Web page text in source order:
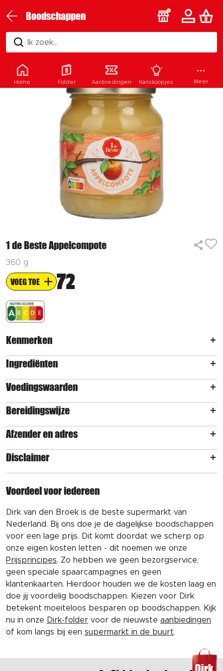
Boodschappen
Ik zoek...
1 de Beste Appelcompote
360 g
VOEG TOE 72
Kenmerken
Ingrediënten
Voedingswaarden
Bereidingswijze
Afzender en adres
Disclaimer
Voordeel voor iedereen
Dirk van den Broek is de beste supermarkt van
Nederland. Bij ons doe je de dagelijkse boodschappen
voor een lage prijs. Dit komt doordat we scherp op
onze eigen kosten letten - dit noemen we onze
Prijsprincipes. Zo hebben we geen bezorgservice,
geen speciale spaarcampagnes en geen
klantenkaarten. Hierdoor houden we de kosten laag en
doe jij voordelig boodschappen. Kiezen voor Dirk
betekent moeiteloos besparen op boodschappen. Kijk
nu in onze Dirk-folder voor de nieuwste aanbiedingen
of kom langs bij een supermarkt in de buurt.
Home Folder Aanbiedingen Kanskoopjes Meer